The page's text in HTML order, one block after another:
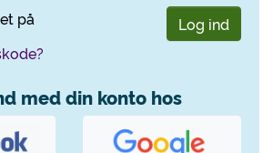
på
Log ind
med din konto hos